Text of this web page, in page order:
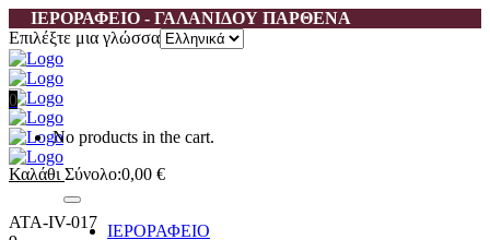
ΙΕΡΟΡΑΦΕΙΟ - ΓΑΛΑΝΙΔΟΥ ΠΑΡΘΕΝΑ
Επιλέξτε μια γλώσσα
0
No products in the cart.
Καλάθι Σύνολο:0,00 €
ΙΕΡΟΡΑΦΕΙΟ
ATA-IV-017